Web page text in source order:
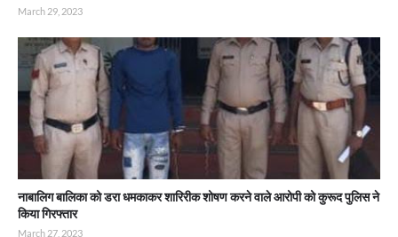
March 29, 2023
नाबालिग बालिका को डरा धमकाकर शारिरीक शोषण करने वाले आरोपी को कुरूद पुलिस ने
किया गिरफ्तार
March 27, 2023